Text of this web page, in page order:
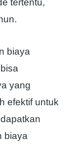
tertentu,
biaya
yang
efektif untuk
biaya